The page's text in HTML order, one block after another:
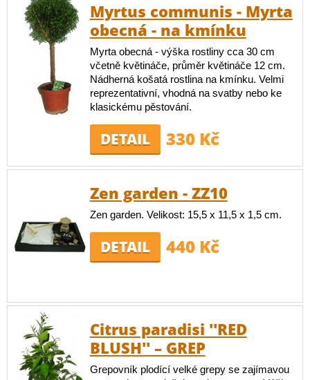
Myrtus communis - Myrta
obecná - na kmínku
Myrta obecná - výška rostliny cca 30 cm
včetně květináče, průměr květináče 12 cm.
Nádherná košatá rostlina na kmínku. Velmi
reprezentativní, vhodná na svatby nebo ke
klasickému pěstování.
DETAIL 330 Kč
Zen garden - ZZ10
Zen garden. Velikost: 15,5 x 11,5 x 1,5 cm.
DETAIL 440 Kč
Citrus paradisi ''RED
BLUSH'' – GREP
Grepovník plodící velké grepy se zajímavou